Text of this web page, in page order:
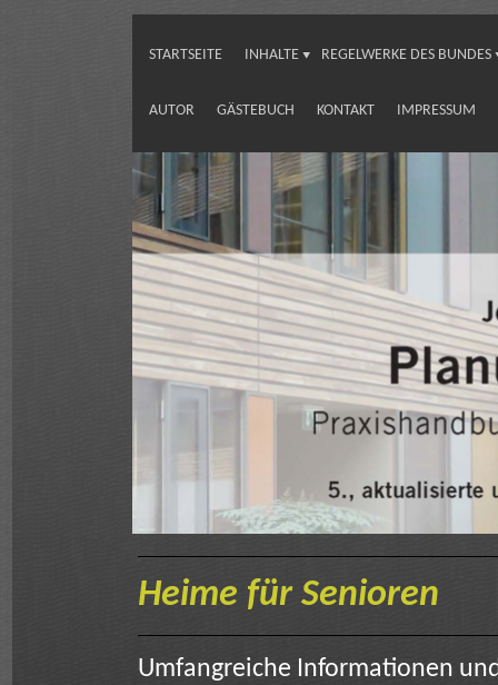
STARTSEITE INHALTE REGELWERKE DES BUNDES
AUTOR GÄSTEBUCH KONTAKT IMPRESSUM
Heime für Senioren
Umfangreiche Informationen